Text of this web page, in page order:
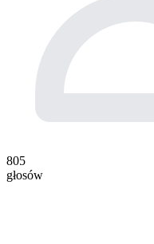
805
głosów